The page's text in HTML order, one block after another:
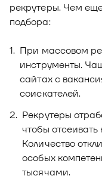
рекрутеры. Чем
подбора:
При массовом
инструменты.
сайтах с
соискателей.
Рекрутеры
чтобы
Количество
особых
тысячами.